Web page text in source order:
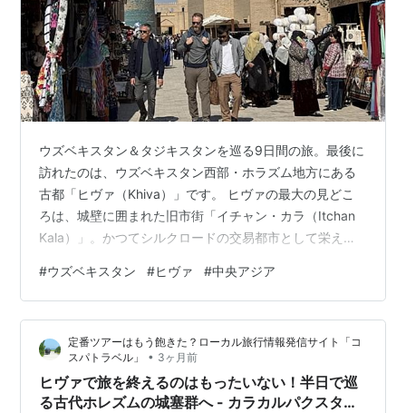
ウズベキスタン＆タジキスタンを巡る9日間の旅。最後に
訪れたのは、ウズベキスタン西部・ホラズム地方にある
古都「ヒヴァ（Khiva）」です。 ヒヴァの最大の見どこ
ろは、城壁に囲まれた旧市街「イチャン・カラ（Itchan
Kala）」。かつてシルクロードの交易都市として栄えた
ル装飾を眺めながら歩いていると、まるで中世の時代へ
タイムスリップしたような感覚になります。 ヒヴァ 今回
はヒヴァに2泊滞在。 「半日あれば十分」と紹介される
こともあるヒヴァですが、実際に泊まってみると、時間
帯によって全く違う表情を見せる魅力的な街でした。 砂
嵐に包まれたヒヴァ ヒ…
#ウズベキスタン #ヒヴァ #中央アジア
定番ツアーはもう飽きた？ローカル旅行情報発信サイト「コ
スパトラベル」
• 3ヶ月前
ヒヴァで旅を終えるのはもったいない！半日で巡
る古代ホレズムの城塞群へ - カラカルパクスタ